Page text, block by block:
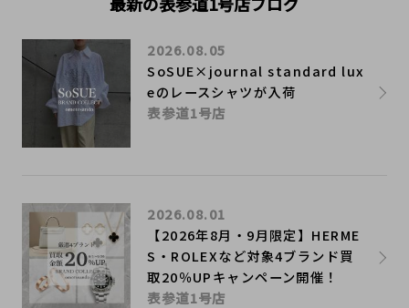
SoSUE×journal standard lux
eのレースシャツが入荷
2026.08.05
表参道1号店
【2026年8月・9月限定】HERME
S・ROLEXなど対象4ブランド買
取20％UPキャンペーン開催！
2026.08.01
表参道1号店